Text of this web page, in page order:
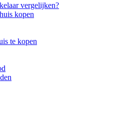
vergelijken?
kopen
te kopen